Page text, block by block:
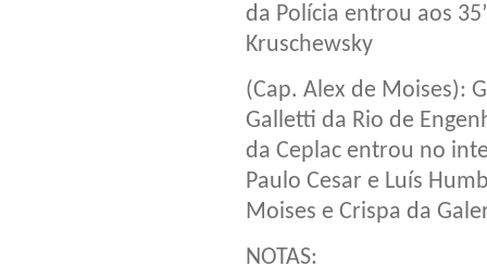
da Polícia entrou aos
Kruschewsky
(Cap. Alex de Moises):
Galletti da Rio de
da Ceplac entrou no
Paulo Cesar e Luís
Moises e Crispa da
NOTAS: